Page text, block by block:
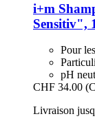
i+m
Sensitiv",
Pour
pH
CHF 34.00
Livraison